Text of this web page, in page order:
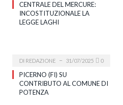
CENTRALE DEL MERCURE:
INCOSTITUZIONALE LA
LEGGE LAGHI
DI REDAZIONE 31/07/2025 0
PICERNO (FI) SU
CONTRIBUTO AL COMUNE DI
POTENZA